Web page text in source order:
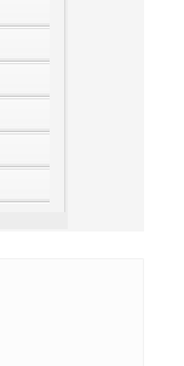
kabl
ode u Dubai
Asistent na